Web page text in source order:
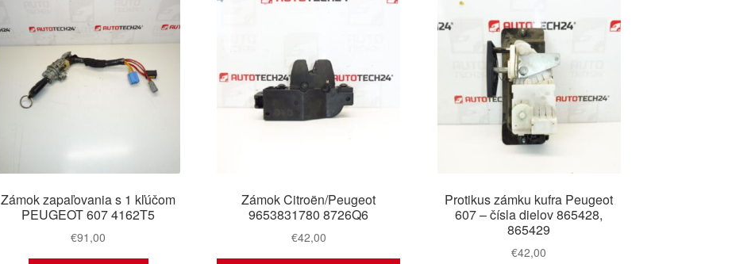
Zámok zapaľovania s 1 kľúčom
PEUGEOT 607 4162T5
€91,00
Zámok Citroën/Peugeot
9653831780 8726Q6
€42,00
Protikus zámku kufra Peugeot
607 – čísla dielov 865428,
865429
€42,00